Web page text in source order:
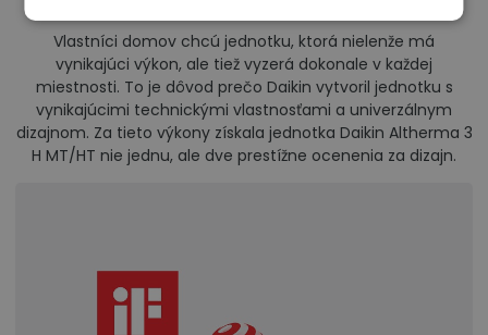
Vlastníci domov chcú jednotku, ktorá nielenže má
vynikajúci výkon, ale tiež vyzerá dokonale v každej
miestnosti. To je dôvod prečo Daikin vytvoril jednotku s
vynikajúcimi technickými vlastnosťami a univerzálnym
dizajnom. Za tieto výkony získala jednotka Daikin Altherma 3
H MT/HT nie jednu, ale dve prestížne ocenenia za dizajn.